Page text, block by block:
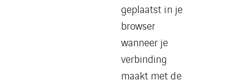
geplaatst in je
browser
wanneer je
verbinding
maakt met de